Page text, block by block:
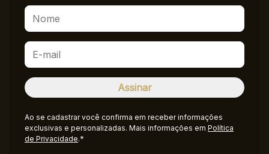
Ao se cadastrar você confirma em receber informações
exclusivas e personalizadas. Mais informações em Política
de Privacidade.*